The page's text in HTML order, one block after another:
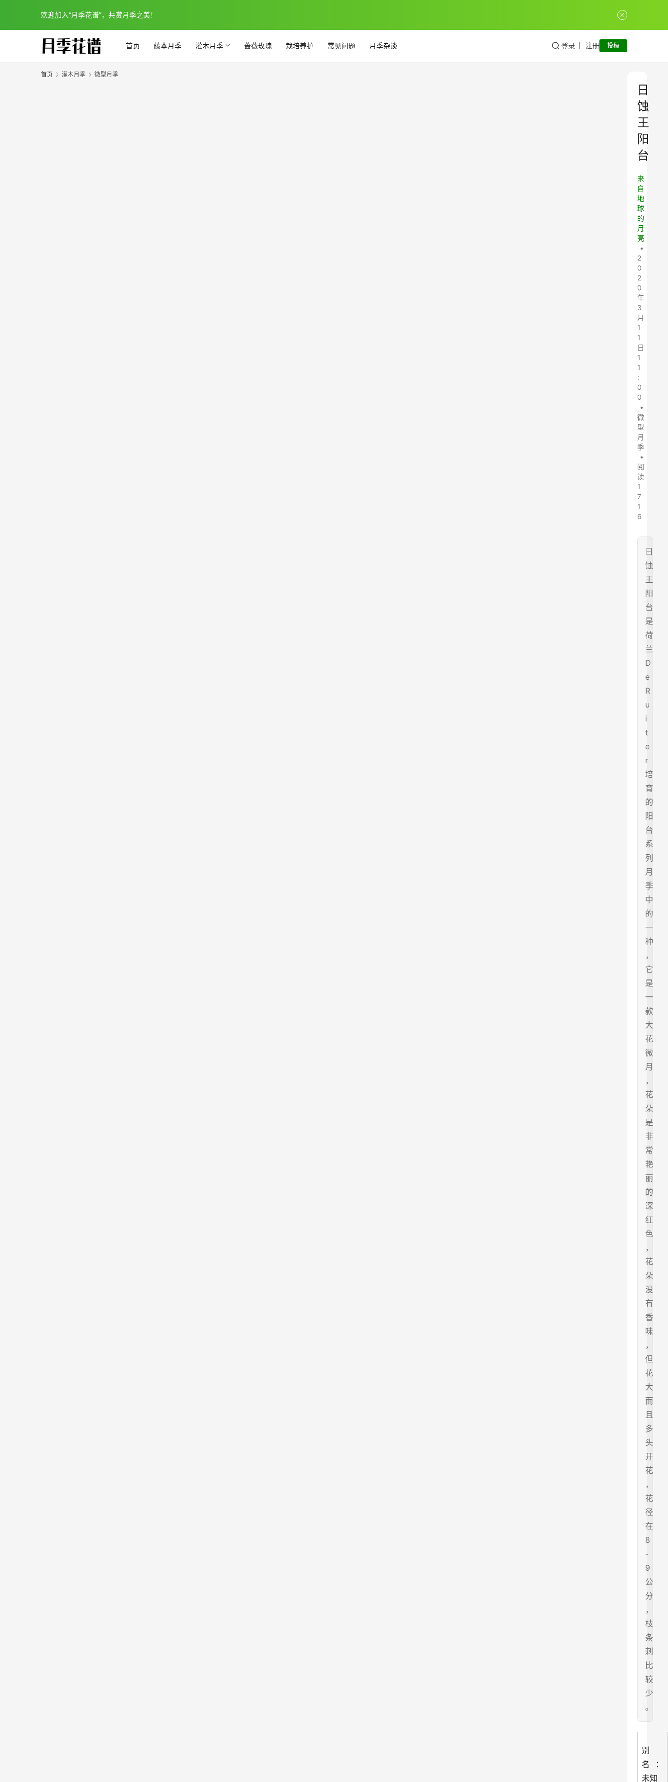
欢迎加入“月季花谱”，共赏月季之美！
首页 藤本月季 灌木月季 蔷薇玫瑰 栽培养护 常见问题 月季杂谈 登录 注册 投稿
首页 灌木月季 微型月季
日
蚀
王
阳
台
来
自
地
球
的
月
亮
•
2
0
2
0
年
3
月
1
1
日
1
1
:
0
0
•
微
型
月
季
•
阅
读
1
7
1
6
日
蚀
王
阳
台
是
荷
兰
D
e
R
u
i
t
e
r
培
育
的
阳
台
系
列
月
季
中
的
一
种
，
它
是
一
款
大
花
微
月
，
花
朵
是
非
常
艳
丽
的
深
红
色
，
花
朵
没
有
香
味
，
但
花
大
而
且
多
头
开
花
，
花
径
在
8
-
9
公
分
，
枝
条
刺
比
较
少
。
别
名：
未知